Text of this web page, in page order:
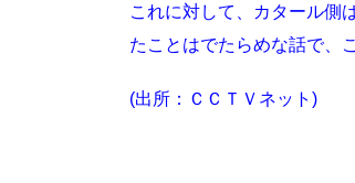
これに対して、カタール側
たことはでたらめな話で、
(出所：ＣＣＴＶネット)